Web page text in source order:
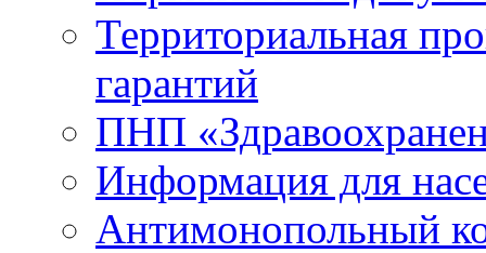
Территориальная
гарантий
ПНП
Информация для
Антимонопольный